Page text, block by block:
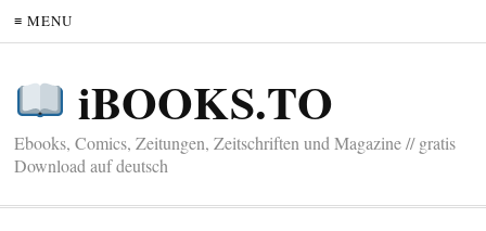
≡ MENU
iBOOKS.TO
Ebooks, Comics, Zeitungen, Zeitschriften und Magazine // gratis
Download auf deutsch